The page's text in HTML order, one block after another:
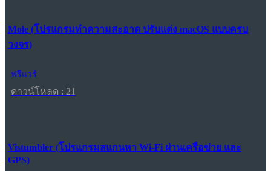
Mole (โปรแกรมทำความสะอาด ปรับแต่ง macOS แบบครบ
วงจร)
ฟรีแวร์
ดาวน์โหลด : 21
Vistumbler (โปรแกรมสแกนหา Wi-Fi ผ่านเครือข่าย และ
GPS)